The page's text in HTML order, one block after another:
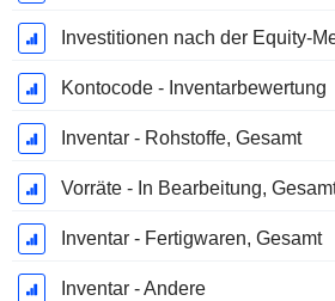
Investitionen nach der Equity-
Kontocode - Inventarbewertung
Inventar - Rohstoffe, Gesamt
Vorräte - In Bearbeitung,
Inventar - Fertigwaren, Gesamt
Inventar - Andere